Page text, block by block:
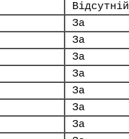
Відсутній
За
За
За
За
За
За
За